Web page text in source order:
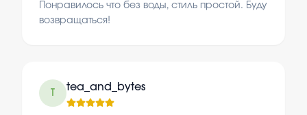
Понравилось что без воды, стиль простой. Буду
возвращаться!
tea_and_bytes